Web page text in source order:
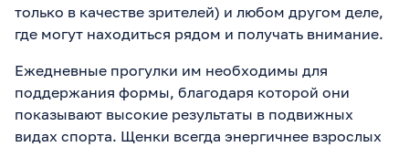
только в качестве зрителей) и любом другом деле,
где могут находиться рядом и получать внимание.
Ежедневные прогулки им необходимы для
поддержания формы, благодаря которой они
показывают высокие результаты в подвижных
видах спорта. Щенки всегда энергичнее взрослых